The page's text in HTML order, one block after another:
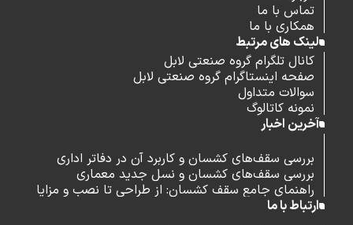
تماس با ما
همکاری با ما
لینک های مرتبط
کانال تلگرام گروه صنعتی لابل
صفحه اینستاگرام گروه صنعتی لابل
سوالات متداول
نمونه کاتالوگ
آخرین اخبار
بررسی سقف‌های کشسان و کاربرد آن در دفاتر اداری
بررسی سقف‌های کشسان و نسل جدید معماری
راهنمای جامع سقف کشسان: از طراحی تا نصب و مزایا
ارتباط با ما